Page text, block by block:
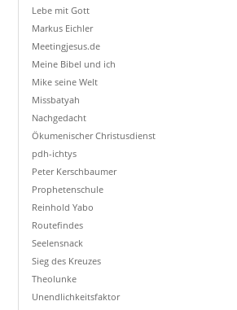
Lebe mit Gott
Markus Eichler
Meetingjesus.de
Meine Bibel und ich
Mike seine Welt
Missbatyah
Nachgedacht
Ökumenischer Christusdienst
pdh-ichtys
Peter Kerschbaumer
Prophetenschule
Reinhold Yabo
Routefindes
Seelensnack
Sieg des Kreuzes
Theolunke
Unendlichkeitsfaktor